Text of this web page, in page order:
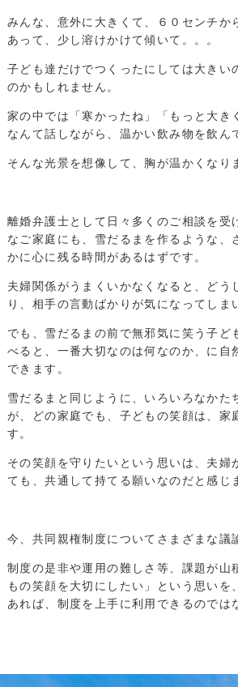
みんな、意外に大きくて、６０センチか
あって、少し溶けかけて傾いて。。。
子ども達だけでつくったにしては大きい
のかもしれません。
家の中では「寒かったね」「もっと大き
なんて話しながら、温かい飲み物を飲ん
そんな光景を想像して、胸が温かくなり
離婚弁護士として日々多くのご相談を受
なご家庭にも、雪だるまを作るような、
かに心に残る時間があるはずです。
夫婦関係がうまくいかなくなると、どう
り、相手の言動ばかりが気になってしま
でも、雪だるまの前で無邪気に笑う子ど
べると、一番大切なのは何なのか、に自
できます。
雪だるまと同じように、いろいろなかた
が、どの家庭でも、子どもの笑顔は、家
す。
その笑顔を守りたいという思いは、夫婦
ても、共通して持てる願いなのだと感じ
今、共同親権制度についてさまざまな議
制度の是非や運用の難しさ等、課題が山
もの笑顔を大切にしたい」という思いを
あれば、制度を上手に利用できるのでは